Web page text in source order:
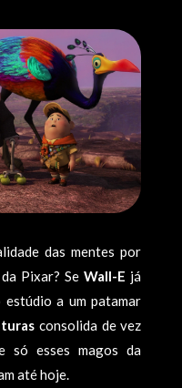
das mentes por
Pixar? SeWall-E já
estúdio a um patamar
consolida de vez
só esses magos da
até hoje.